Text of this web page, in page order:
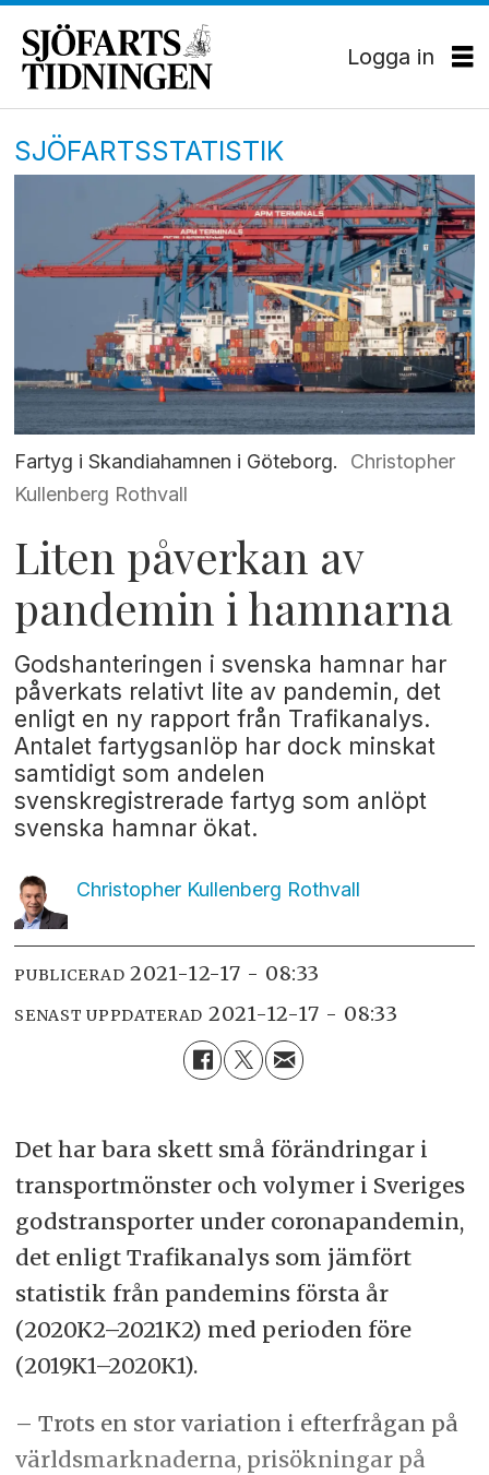
Logga in
SJÖFARTSSTATISTIK
Fartyg i Skandiahamnen i Göteborg.
Christopher
Kullenberg Rothvall
Liten påverkan av
pandemin i hamnarna
Godshanteringen i svenska hamnar har
påverkats relativt lite av pandemin, det
enligt en ny rapport från Trafikanalys.
Antalet fartygsanlöp har dock minskat
samtidigt som andelen
svenskregistrerade fartyg som anlöpt
svenska hamnar ökat.
Christopher Kullenberg Rothvall
PUBLICERAD 2021-12-17 - 08:33
SENAST UPPDATERAD 2021-12-17 - 08:33
Det har bara skett små förändringar i
transportmönster och volymer i Sveriges
godstransporter under coronapandemin,
det enligt Trafikanalys som jämfört
statistik från pandemins första år
(2020K2–2021K2) med perioden före
(2019K1–2020K1).
– Trots en stor variation i efterfrågan på
världsmarknaderna, prisökningar på